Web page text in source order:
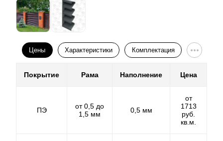
покраски. Весомое отличие между двумя покрытиями
в том, что в первом меньшая линейка выбора. В
полимерно-порошковом же количество цветов не
спектр.
информации, а так же для оформления заказа.
Цены Характеристики Комплектация
Покрытие Рама Наполнение Цена
ПЭ
от 0,5 до
1,5 мм
0,5 мм
от
1713
руб.
кв.м.